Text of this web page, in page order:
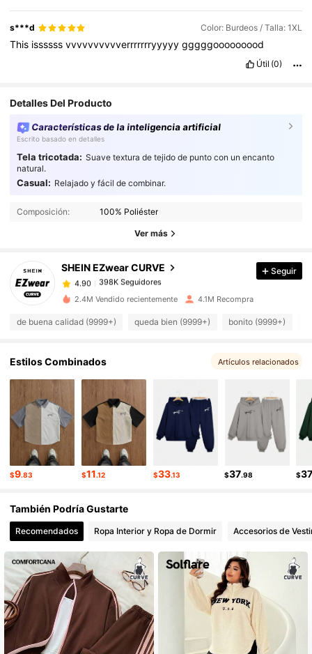
s***d Color: Burdeos / Talla: 1XL
This issssssvvvvvvvvvverrrrrrryyyyygggggooooooood
Útil (0)
Detalles Del Producto
Características de la inteligencia artificial
Escrito basado en detalles
Tela tricotada: Suave textura de tejido de punto con un encanto
natural.
Casual: Relajado y fácil de combinar.
Composición: 100% Poliéster
Ver más
SHEIN EZwear CURVE
398K Seguidores
398K Seguidores
4.90
4.90 398K Seguidores
4.90 398K Seguidores
4.90 398K Seguidores
398K Seguidores
398K Seguidores
4.90 398K Seguidores
Seguir
2.4M Vendido recientemente 4.1M Recompra
de buena calidad (9999+) queda bien (9999+) bonito (9999+)
Estilos Combinados Artículos relacionados
$9.83 $11.12 $33.13 $37.98 $
También Podría Gustarte
Recomendados Ropa Interior y Ropa de Dormir Accesorios de